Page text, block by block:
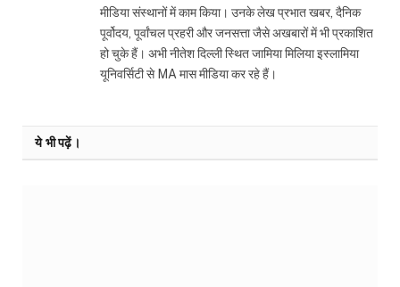
मीडिया संस्थानों में काम किया। उनके लेख प्रभात खबर, दैनिक
पूर्वोदय, पूर्वांचल प्रहरी और जनसत्ता जैसे अखबारों में भी प्रकाशित
हो चुके हैं। अभी नीतेश दिल्ली स्थित जामिया मिलिया इस्लामिया
यूनिवर्सिटी से MA मास मीडिया कर रहे हैं।
ये भी पढ़ें।